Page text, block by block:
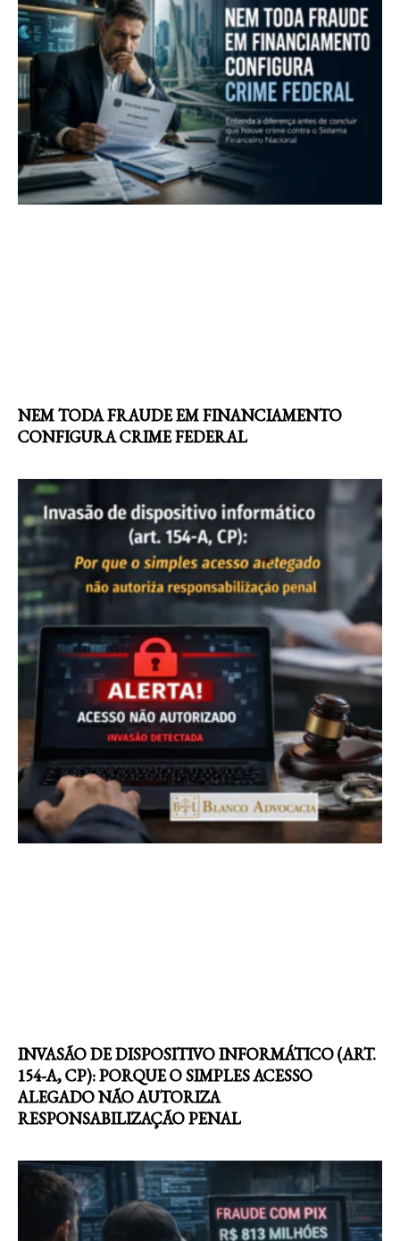
NEM TODA FRAUDE EM FINANCIAMENTO
CONFIGURA CRIME FEDERAL
INVASÃO DE DISPOSITIVO INFORMÁTICO (ART.
154-A, CP): PORQUE O SIMPLES ACESSO
ALEGADO NÃO AUTORIZA
RESPONSABILIZAÇÃO PENAL